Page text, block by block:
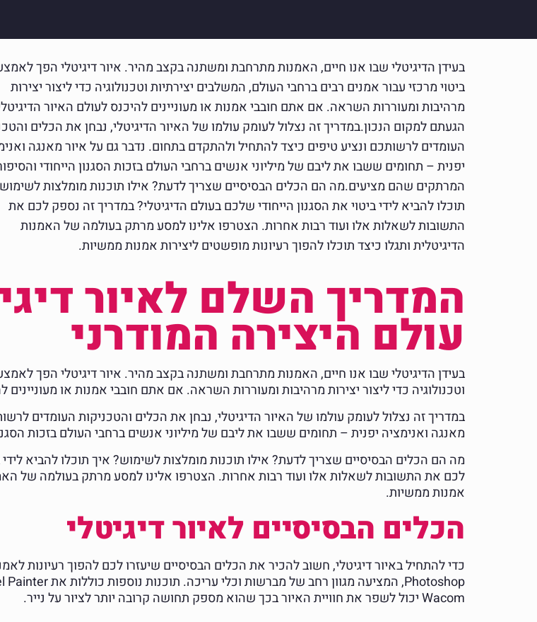
בעידן הדיגיטלי שבו אנו חיים, האמנות מתרחבת ומשתנה בקצב מהיר. איור דיגיטלי הפך
ביטוי מרכזי עבור אמנים רבים ברחבי העולם, המשלבים יצירתיות וטכנולוגיה כדי ליצור יצירות
מרהיבות ומעוררות השראה. אם אתם חובבי אמנות או מעוניינים להיכנס לעולם האיור
הגעתם למקום הנכון.במדריך זה נצלול לעומק עולמו של האיור הדיגיטלי, נבחן את הכלים
העומדים לרשותכם ונציע טיפים כיצד להתחיל ולהתקדם בתחום. נדבר גם על איור מאנגה
יפנית – תחומים ששבו את ליבם של מיליוני אנשים ברחבי העולם בזכות הסגנון הייחודי
המרתקים שהם מציעים.מה הם הכלים הבסיסיים שצריך לדעת? אילו תוכנות מומלצות
תוכלו להביא לידי ביטוי את הסגנון הייחודי שלכם בעולם הדיגיטלי? במדריך זה נספק לכם את
התשובות לשאלות אלו ועוד רבות אחרות. הצטרפו אלינו למסע מרתק בעולמה של האמנות
הדיגיטלית ותגלו כיצד תוכלו להפוך רעיונות מופשטים ליצירות אמנות ממשיות.
המדריך השלם לאיור
עולם היצירה המודרני
בעידן הדיגיטלי שבו אנו חיים, האמנות מתרחבת ומשתנה בקצב מהיר. איור דיגיטלי הפך
וטכנולוגיה כדי ליצור יצירות מרהיבות ומעוררות השראה. אם אתם חובבי אמנות או
במדריך זה נצלול לעומק עולמו של האיור הדיגיטלי, נבחן את הכלים והטכניקות העומדים
מאנגה ואנימציה יפנית – תחומים ששבו את ליבם של מיליוני אנשים ברחבי העולם בזכות
מה הם הכלים הבסיסיים שצריך לדעת? אילו תוכנות מומלצות לשימוש? איך תוכלו להביא
לכם את התשובות לשאלות אלו ועוד רבות אחרות. הצטרפו אלינו למסע מרתק בעולמה של
אמנות ממשיות.
הכלים הבסיסיים לאיור דיגיטלי
Wacom יכול לשפר את חוויית האיור בכך שהוא מספק תחושה קרובה יותר לציור על נייר.